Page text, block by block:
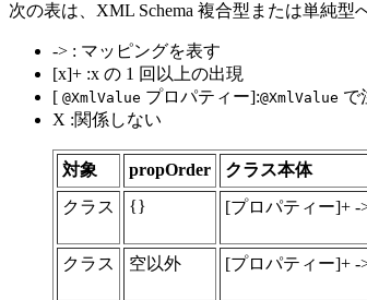
次の表は、XML Schema 複合型または単純
-> : マッピングを表す
[x]+ :x の 1 回以上の出現
[ @XmlValue プロパティー]:@XmlValue で
X :関係しない
対象 propOrder クラス本体
クラス
{} [プロパティー]+ -
クラス
空以外 [プロパティー]+ -